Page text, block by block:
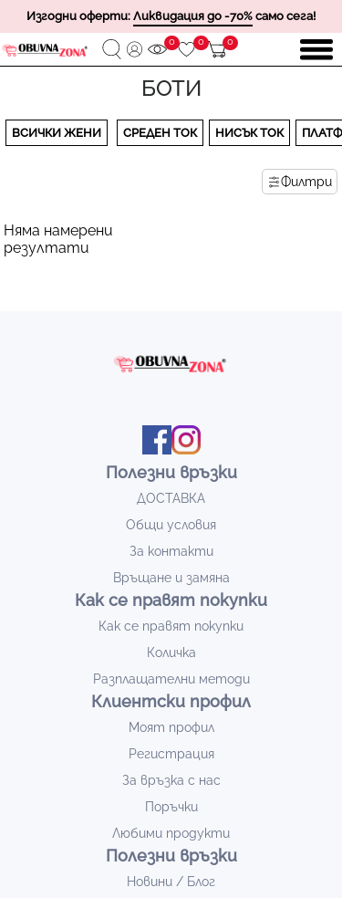
Изгодни оферти: Ликвидация до -70% само сега!
0 0 0
БОТИ
ВСИЧКИ ЖЕНИ СРЕДЕН ТОК НИСЪК ТОК
Филтри
Няма намерени
резултати
Полезни връзки
ДОСТАВКА
Общи условия
За контакти
Връщане и замяна
Как се правят покупки
Как се правят покупки
Количка
Разплащателни методи
Клиентски профил
Моят профил
Регистрация
За връзка с нас
Поръчки
Любими продукти
Полезни връзки
Новини / Блог